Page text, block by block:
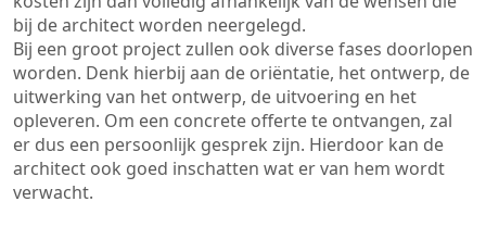
bij de architect worden neergelegd.
Bij een groot project zullen ook diverse fases doorlopen
worden. Denk hierbij aan de oriëntatie, het ontwerp, de
uitwerking van het ontwerp, de uitvoering en het
opleveren. Om een concrete offerte te ontvangen, zal
er dus een persoonlijk gesprek zijn. Hierdoor kan de
architect ook goed inschatten wat er van hem wordt
verwacht.